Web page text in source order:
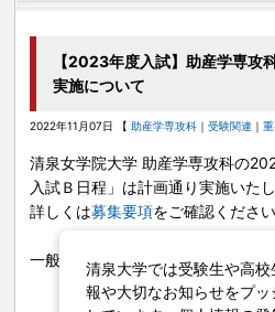
【2023年度入試】助産学専攻
実施について
2022年11月07日 【 助産学専攻科 ｜ 受験関連 ｜
清泉女学院大学 助産学専攻科の
入試Ｂ日程」は計画通り実施いたし
詳しくは募集要項をご確認ください
一般入試Ｂ日程 試験日2023 年1 月
学長メッセージ
清泉女学院の変革への取り組み
沿革・歴史
姉妹校・清泉ファミリー
情報公開
研究活動に関して
ハラスメント防止のために
インターンシップ
海外留学・国際交流
ボランティア
中学校・高等学校向け
地域の方向け
生涯学習講座・公開講座
資料請求
キャンパスマップ
サークル・クラブ
清泉祭
学生支援
国際交流センター
キャリア支援課
カトリックセンター
教育文化研究所
卒業生の方へ
一般・企業の方へ
教職員の方へ
清泉大学では受験生や高
報や大切なお知らせをプ